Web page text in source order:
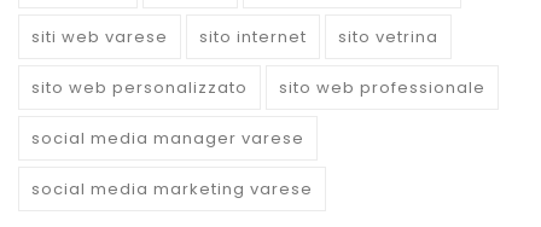
siti web varese sito internet sito vetrina
sito web personalizzato sito web professionale
social media manager varese
social media marketing varese